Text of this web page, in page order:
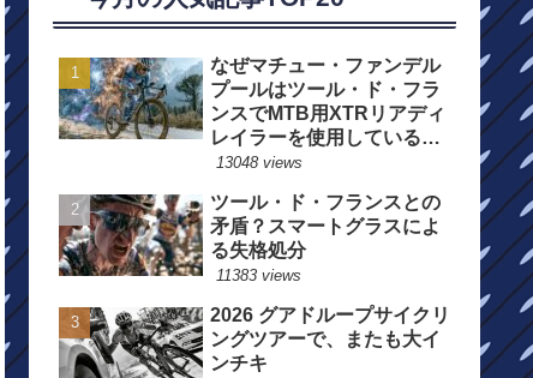
なぜマチュー・ファンデル
プールはツール・ド・フラ
ンスでMTB用XTRリアディ
レイラーを使用しているの
か？
13048 views
ツール・ド・フランスとの
矛盾？スマートグラスによ
る失格処分
11383 views
2026 グアドループサイクリ
ングツアーで、またも大イ
ンチキ